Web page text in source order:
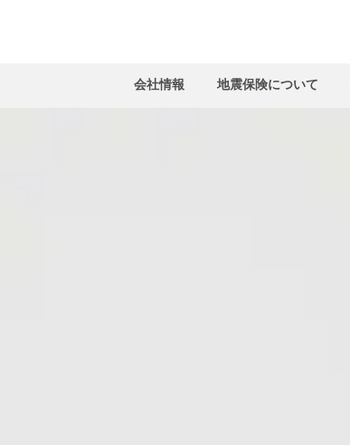
会社情報 地震保険について